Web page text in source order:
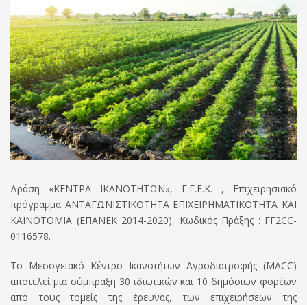
Δράση «ΚΕΝΤΡΑ ΙΚΑΝΟΤΗΤΩΝ», Γ.Γ.Ε.Κ. , Επιχειρησιακό
πρόγραμμα ΑΝΤΑΓΩΝΙΣΤΙΚΟΤΗΤΑ ΕΠΙΧΕΙΡΗΜΑΤΙΚΟΤΗΤΑ ΚΑΙ
ΚΑΙΝΟΤΟΜΙΑ (ΕΠΑΝΕΚ 2014-2020), Κωδικός Πράξης : ΓΓ2CC-
0116578.
Το Μεσογειακό Κέντρο Ικανοτήτων Αγροδιατροφής (MACC)
αποτελεί μια σύμπραξη 30 ιδιωτικών και 10 δημόσιων φορέων
από τους τομείς της έρευνας, των επιχειρήσεων της